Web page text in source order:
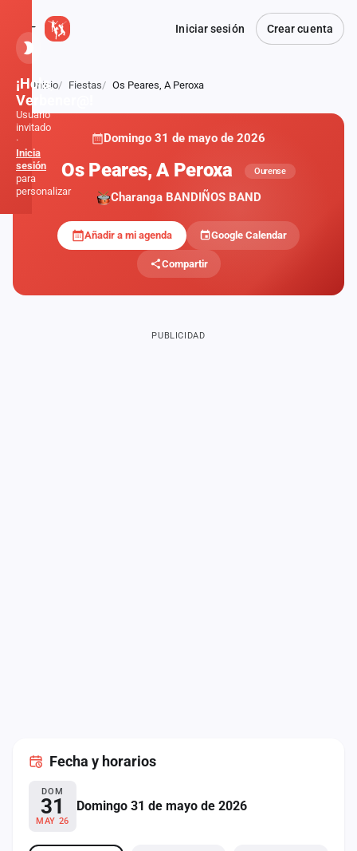
Iniciar sesión Crear cuenta
Atrás
Inicio Fiestas Os Peares, A Peroxa
Domingo 31 de mayo de 2026
Os Peares, A Peroxa Ourense
Charanga BANDIÑOS BAND
Añadir a mi agenda Google Calendar
Compartir
PUBLICIDAD
Fecha y horarios
DOM
31
MAY 26
Domingo 31 de mayo de 2026
¡Hola,
Verbener@!
Usuario
invitado
·
Inicia
sesión
para
personalizar
Administración
Contacto